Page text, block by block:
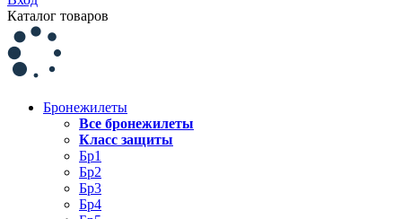
Каталог товаров
Бронежилеты
Все бронежилеты
Класс защиты
Бр1
Бр2
Бр3
Бр4